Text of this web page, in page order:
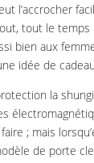
l’accrocher
tout le temps
bien aux
idée de
la
; mais
de porte